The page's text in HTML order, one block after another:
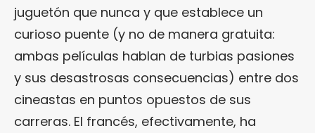
juguetón que nunca y que establece un
curioso puente (y no de manera gratuita:
ambas películas hablan de turbias pasiones
y sus desastrosas consecuencias) entre dos
cineastas en puntos opuestos de sus
carreras. El francés, efectivamente, ha